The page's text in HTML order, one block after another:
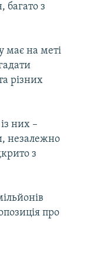
багато з
має на меті
різних
них –
незалежно
з
про